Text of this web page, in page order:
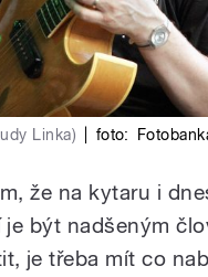
Linka) foto:
že na kytaru i
být nadšeným
je třeba mít co